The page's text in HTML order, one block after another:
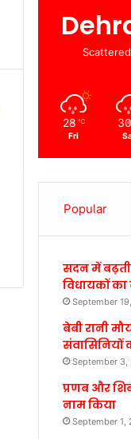
28 ℃
Fri
30
Popular
सदन में बढ़ती
विधायकों
September
बेबी रानी
संवासिनियों
September 3,
प्रणब और
नाम किया
September 1,